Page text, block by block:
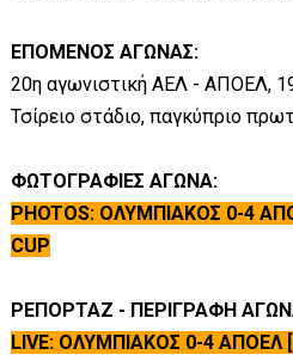
ΕΠΟΜΕΝΟΣ ΑΓΩΝΑΣ:
20η αγωνιστική ΑΕΛ - ΑΠΟΕΛ,
Τσίρειο στάδιο, παγκύπριο
ΦΩΤΟΓΡΑΦΙΕΣ ΑΓΩΝΑ:
PHOTOS: ΟΛΥΜΠΙΑΚΟΣ 0-4
CUP
ΡΕΠΟΡΤΑΖ - ΠΕΡΙΓΡΑΦΗ
LIVE: ΟΛΥΜΠΙΑΚΟΣ 0-4 ΑΠΟΕΛ